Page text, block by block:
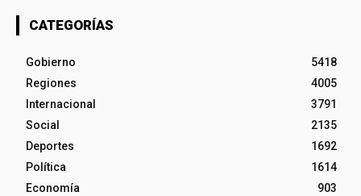
CATEGORÍAS
Gobierno
5418
Regiones
4005
Internacional
3791
Social
2135
Deportes
1692
Política
1614
Economía
903